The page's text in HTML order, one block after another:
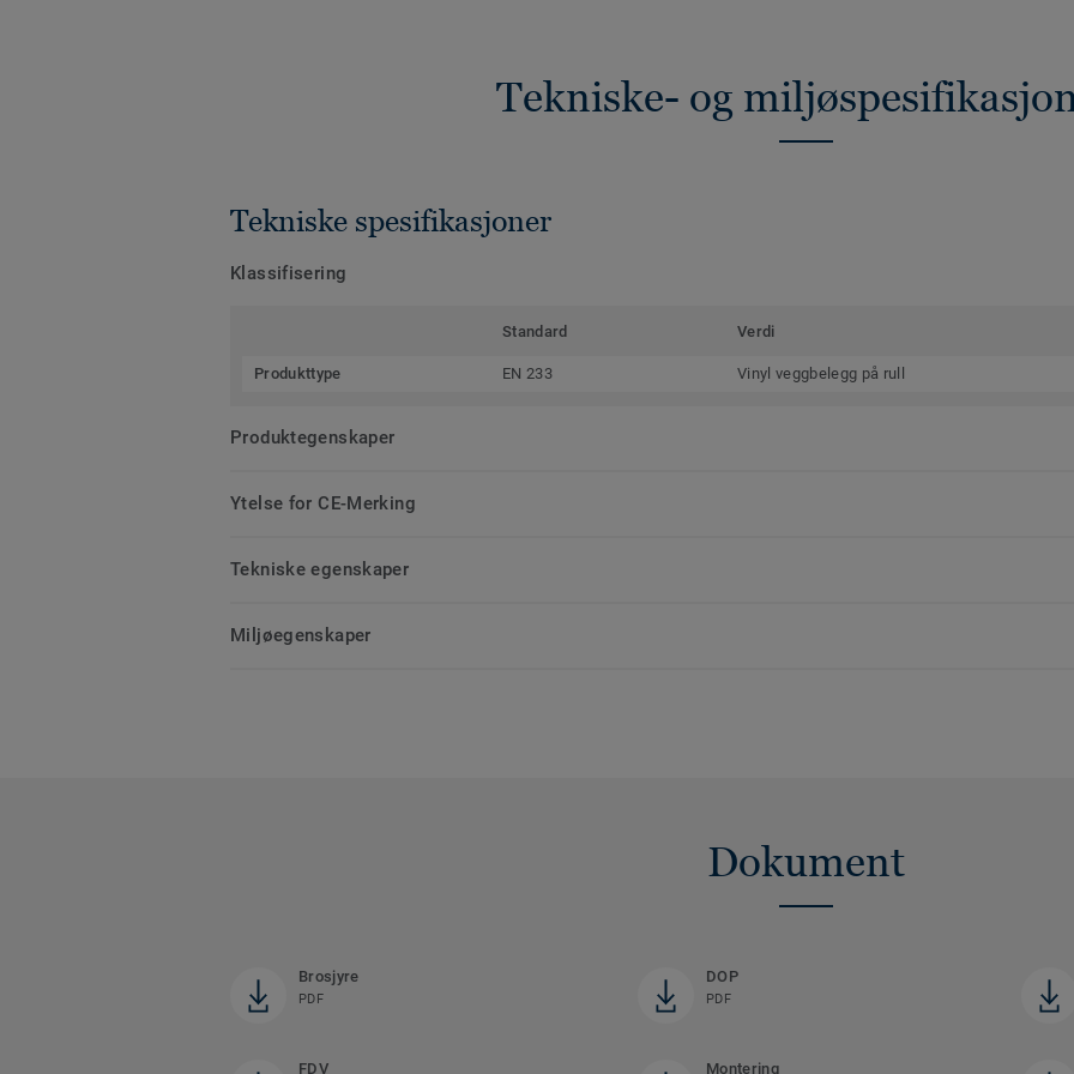
Tekniske- og
Tekniske spesifikasjoner
Klassifisering
Standard Verdi
Produkttype EN 233 Vinyl veggbelegg på rull
Produktegenskaper
Ytelse for CE-Merking
Tekniske egenskaper
Miljøegenskaper
Dokument
Brosjyre
PDF
DOP
PDF
FDV Montering